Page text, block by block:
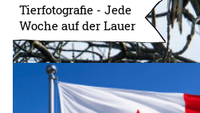
Tierfotografie - Jede
Woche auf der Lauer